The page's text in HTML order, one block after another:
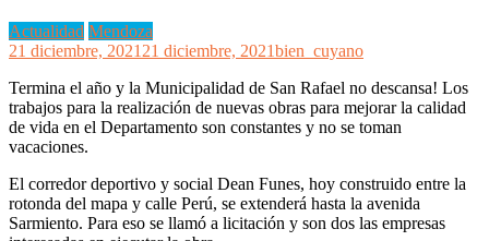
Actualidad Mendoza
21 diciembre, 2021 21 diciembre, 2021bien_cuyano
Termina el año y la Municipalidad de San Rafael no descansa! Los
trabajos para la realización de nuevas obras para mejorar la calidad
de vida en el Departamento son constantes y no se toman
vacaciones.
El corredor deportivo y social Dean Funes, hoy construido entre la
rotonda del mapa y calle Perú, se extenderá hasta la avenida
Sarmiento. Para eso se llamó a licitación y son dos las empresas